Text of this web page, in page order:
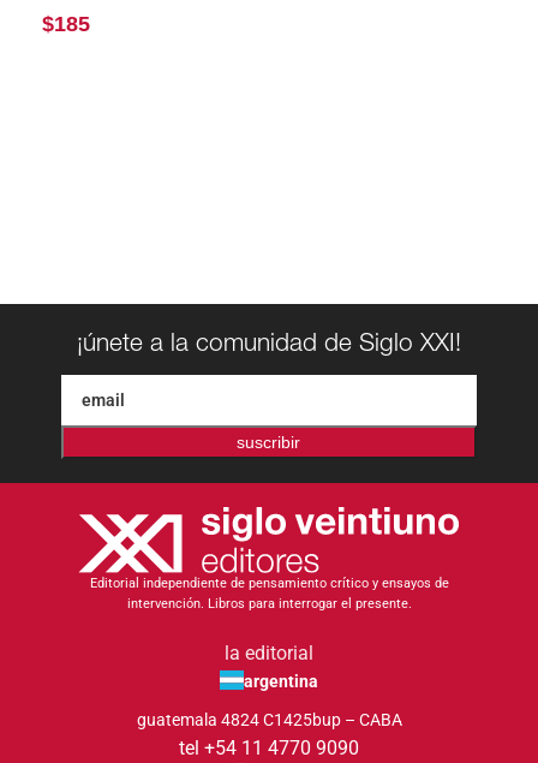
$185
¡únete a la comunidad de Siglo XXI!
suscribir
Editorial independiente de pensamiento crítico y ensayos de
intervención. Libros para interrogar el presente.
la editorial
argentina
guatemala 4824 C1425bup – CABA
tel +54 11 4770 9090